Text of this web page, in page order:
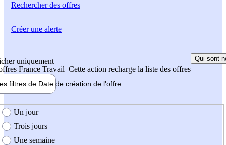
Rechercherdes offres
uniquement
France Travail Cette action recharge la liste des offres
Qui sont
filtres de Date de création de l'offre
création de l'offre
Un jour
Trois jours
Une semaine
Créer une alerte